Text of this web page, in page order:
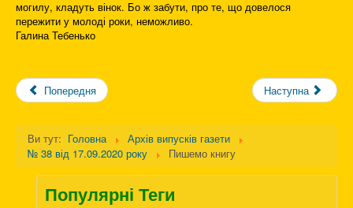
могилу, кладуть вінок. Бо ж забути, про те, що довелося
пережити у молоді роки, неможливо.
Галина Тебенько
Попередня Наступна
Ви тут: Головна
Архів випусків газети
№ 38 від 17.09.2020 року
Пишемо книгу
Популярні Теги